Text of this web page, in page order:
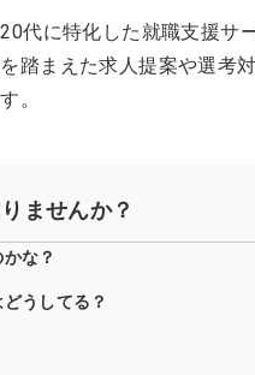
20代に特化した就職支援サ
踏まえた求人提案や選考
。
ませんか？
な？
うしてる？